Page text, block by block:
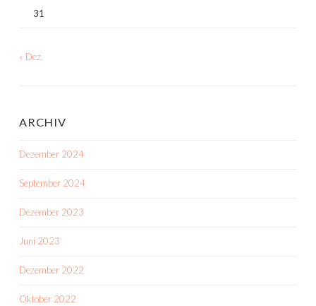
31
« Dez.
ARCHIV
Dezember 2024
September 2024
Dezember 2023
Juni 2023
Dezember 2022
Oktober 2022